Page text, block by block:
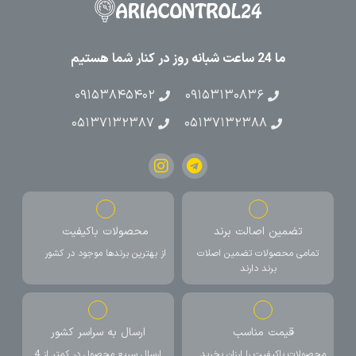
ما 24 ساعت شبانه روز در کنار شما هستیم
۰۹۱۵۳۱۳۰۸۳۶
۰۹۱۵۳۸۴۵۴۰۲
۰۵۱۳۷۱۳۲۳۸۸
۰۵۱۳۷۱۳۲۳۸۷
تضمین اصالت برند
تمامی محصولات تضمین اصلات
برند دارند
محصولات باکیفیت
از بهترین برندها موجود در کشور
قیمت مناسب ارسال به سراسر کشور